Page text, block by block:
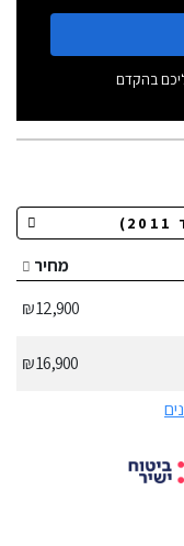
בהקדם
מחיר
12,900 ₪
16,900 ₪